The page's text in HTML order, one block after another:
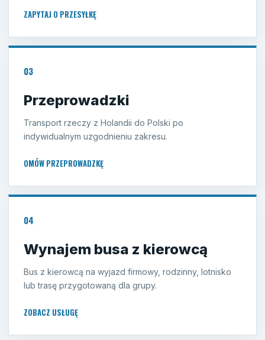
ZAPYTAJ O PRZESYŁKĘ
03
Przeprowadzki
Transport rzeczy z Holandii do Polski po
indywidualnym uzgodnieniu zakresu.
OMÓW PRZEPROWADZKĘ
04
Wynajem busa z kierowcą
Bus z kierowcą na wyjazd firmowy, rodzinny, lotnisko
lub trasę przygotowaną dla grupy.
ZOBACZ USŁUGĘ